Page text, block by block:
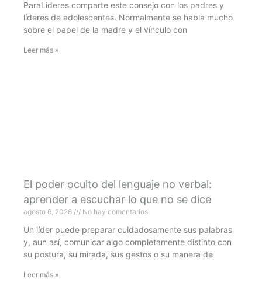
ParaLideres comparte este consejo con los padres y
líderes de adolescentes. Normalmente se habla mucho
sobre el papel de la madre y el vínculo con
Leer más »
El poder oculto del lenguaje no verbal:
aprender a escuchar lo que no se dice
agosto 6, 2026 No hay comentarios
Un líder puede preparar cuidadosamente sus palabras
y, aun así, comunicar algo completamente distinto con
su postura, su mirada, sus gestos o su manera de
Leer más »